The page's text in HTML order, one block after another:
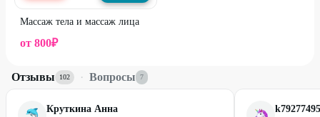
Массаж тела и массаж лица
от 800₽
Отзывы 102 · Вопросы 7
Круткина Анна